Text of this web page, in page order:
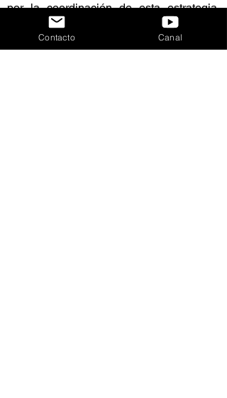
por la coordinación de esta estrategia,
cuyo propósito es fortalecer la atención de
perros y gatos rescatados mientras
encuentran un hogar definitivo.
Contacto Canal